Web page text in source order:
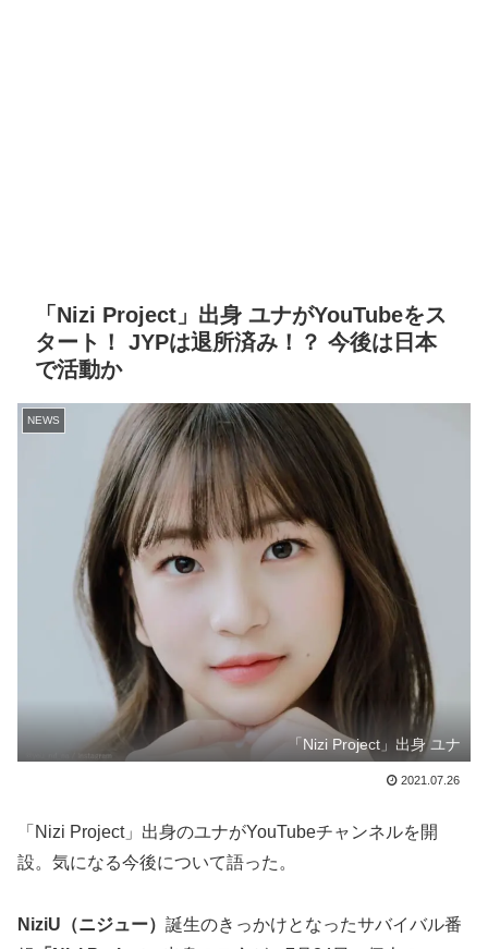
「Nizi Project」出身 ユナがYouTubeをス
タート！ JYPは退所済み！？ 今後は日本
で活動か
NEWS
「Nizi Project」出身 ユナ
2021.07.26
「Nizi Project」出身のユナがYouTubeチャンネルを開
設。気になる今後について語った。
NiziU（ニジュー） 誕生のきっかけとなったサバイバル番